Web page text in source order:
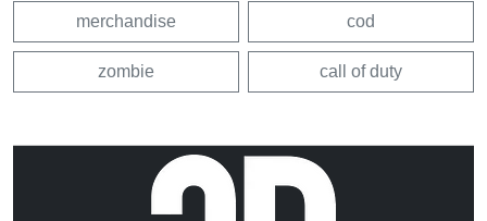
merchandise cod
zombie call of duty